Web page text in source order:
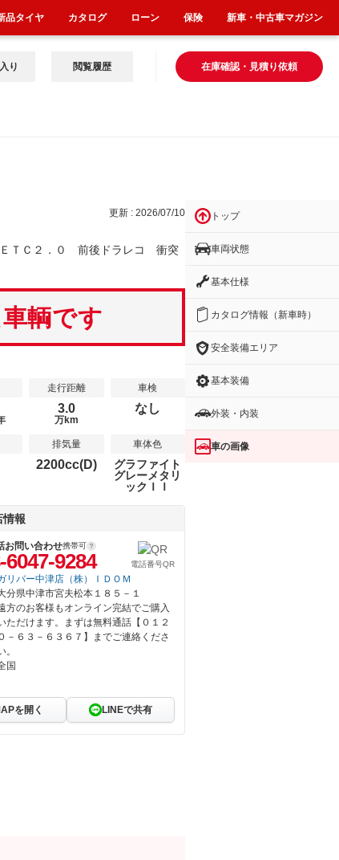
在庫確認・見積り依頼
り 閲覧履歴
更新 : 2026/07/10
ＴＣ２．０ 前後ドラレコ 衝突
輌です
走行距離
3.0
万km
車検
なし
排気量
2200cc(D)
車体色
グラファイト
グレーメタリ
ックＩＩ
情報
お問い合わせ携帯可
6047-9284 電話番号QR
リバー中津店（株）ＩＤＯＭ
分県中津市宮夫松本１８５－１
方のお客様もオンライン完結でご購入
ただけます。まずは無料通話【０１２
０－６３－６３６７】までご連絡くださ
。
国
を開く LINEで共有
トップ
車両状態
基本仕様
カタログ情報（新車時）
安全装備エリア
基本装備
外装・内装
車の画像
品タイヤ カタログ ローン 保険 新車・中古車マガジン